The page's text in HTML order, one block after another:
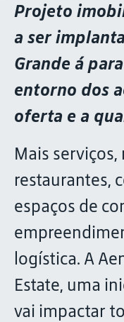
Projeto
a ser
Grande á
entorno dos
oferta e a
Mais
restaurantes,
espaços de
logística. A
Estate, uma
vai impactar